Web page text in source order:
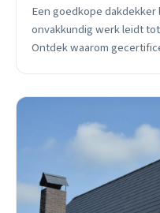
Een goedkope dakdekker
onvakkundig werk leidt
Ontdek waarom